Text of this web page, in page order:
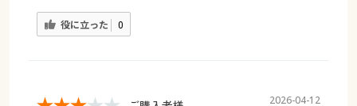
役に立った 0
2026-04-12